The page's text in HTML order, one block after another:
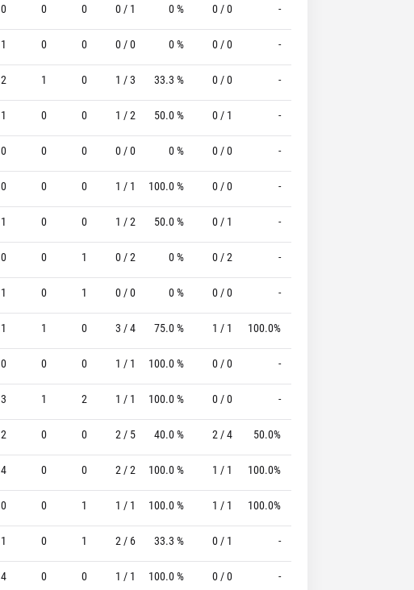
0 0 0 0 / 1 0 % 0 / 0 -
1 0 0 0 / 0 0 % 0 / 0 -
2 1 0 1 / 3 33.3 % 0 / 0 -
1 0 0 1 / 2 50.0 % 0 / 1 -
0 0 0 0 / 0 0 % 0 / 0 -
0 0 0 1 / 1 100.0 % 0 / 0 -
1 0 0 1 / 2 50.0 % 0 / 1 -
0 0 1 0 / 2 0 % 0 / 2 -
1 0 1 0 / 0 0 % 0 / 0 -
1 1 0 3 / 4 75.0 % 1 / 1 100.0%
0 0 0 1 / 1 100.0 % 0 / 0 -
3 1 2 1 / 1 100.0 % 0 / 0 -
2 0 0 2 / 5 40.0 % 2 / 4 50.0%
4 0 0 2 / 2 100.0 % 1 / 1 100.0%
0 0 1 1 / 1 100.0 % 1 / 1 100.0%
1 0 1 2 / 6 33.3 % 0 / 1 -
4 0 0 1 / 1 100.0 % 0 / 0 -